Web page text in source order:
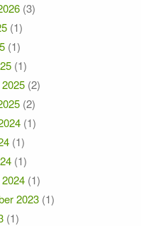
(3)
(1)
(1)
(1)
(2)
(2)
(1)
(1)
(1)
(1)
2023 (1)
(1)